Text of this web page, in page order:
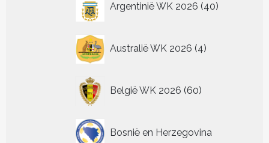
Argentinië WK 2026 40
producten
Australië WK 2026 4
producten
België WK 2026 60
producten
Bosnië en Herzegovina